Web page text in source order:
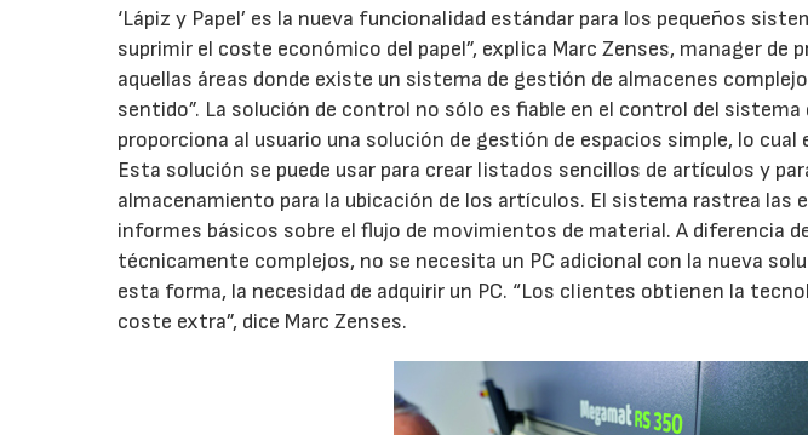
‘Lápiz y Papel’ es la nueva funcionalidad estándar para los pequeños
suprimir el coste económico del papel”, explica Marc Zenses, manager de
aquellas áreas donde existe un sistema de gestión de almacenes
sentido”. La solución de control no sólo es fiable en el control del
proporciona al usuario una solución de gestión de espacios simple, lo cual
Esta solución se puede usar para crear listados sencillos de artículos y
almacenamiento para la ubicación de los artículos. El sistema rastrea las
informes básicos sobre el flujo de movimientos de material. A diferencia
técnicamente complejos, no se necesita un PC adicional con la nueva
esta forma, la necesidad de adquirir un PC. “Los clientes obtienen la
coste extra”, dice Marc Zenses.